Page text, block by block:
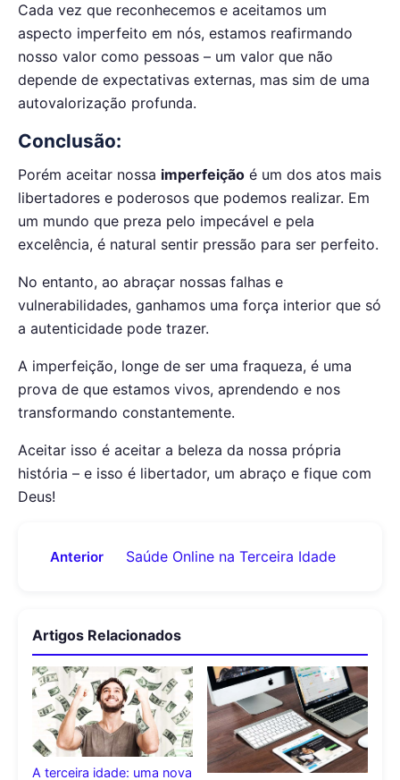
Cada vez que reconhecemos e aceitamos um
aspecto imperfeito em nós, estamos reafirmando
nosso valor como pessoas – um valor que não
depende de expectativas externas, mas sim de uma
autovalorização profunda.
Conclusão:
Porém aceitar nossa imperfeição é um dos atos mais
libertadores e poderosos que podemos realizar. Em
um mundo que preza pelo impecável e pela
excelência, é natural sentir pressão para ser perfeito.
No entanto, ao abraçar nossas falhas e
vulnerabilidades, ganhamos uma força interior que só
a autenticidade pode trazer.
A imperfeição, longe de ser uma fraqueza, é uma
prova de que estamos vivos, aprendendo e nos
transformando constantemente.
Aceitar isso é aceitar a beleza da nossa própria
história – e isso é libertador, um abraço e fique com
Deus!
Anterior Saúde Online na Terceira Idade
Artigos Relacionados
A terceira idade: uma nova